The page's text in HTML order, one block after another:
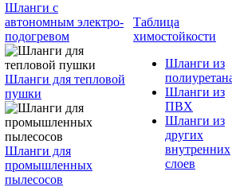
Шланги с
автономным электро-
подогревом
Шланги для тепловой
пушки
Шланги для
промышленных
пылесосов
Таблица
химостойкости
Шланги из
Шланги из
ПВХ
Шланги из
других
внутренних
слоев